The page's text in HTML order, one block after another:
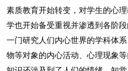
素质教育开始转变，对学生的心
学也开始备受重视并渗透到各阶
一门研究人们内心世界的学科体
物等对象的内心活动、心理现象